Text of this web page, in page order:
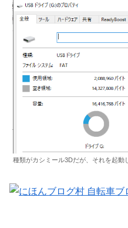
種類がカシミール3Dだが、それを起動